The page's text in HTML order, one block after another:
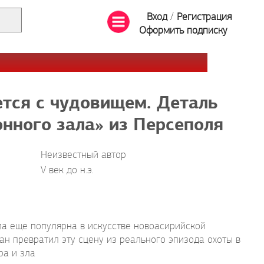
Вход/ Регистрация
Оформить подписку
с чудовищем. Деталь
зала» из Персеполя
Неизвестный автор
V век до н.э.
популярна в искусстве новоасирийской
превратил эту сцену из реального эпизода охоты в
и зла